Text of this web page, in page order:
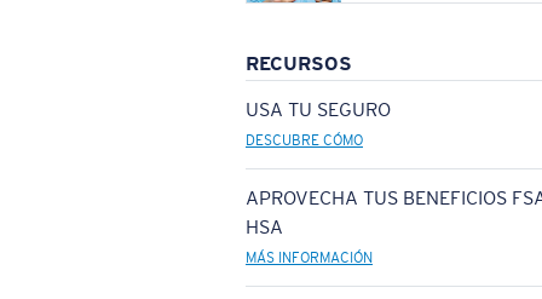
RECURSOS
USA TU SEGURO
DESCUBRE CÓMO
APROVECHA TUS BENEFICIOS
HSA
MÁS INFORMACIÓN